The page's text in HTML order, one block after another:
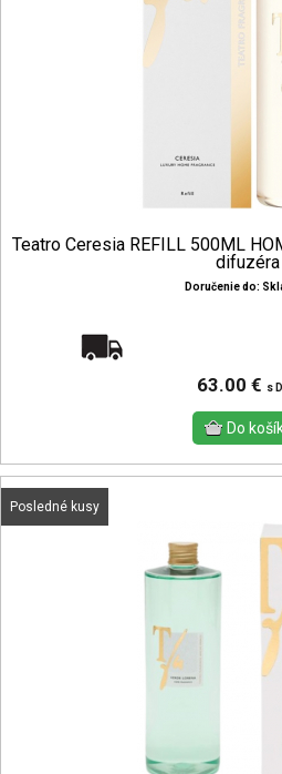
Teatro Ceresia REFILL 500ML
difuzéra
Doručenie do:
63.00 € s
Posledné kusy